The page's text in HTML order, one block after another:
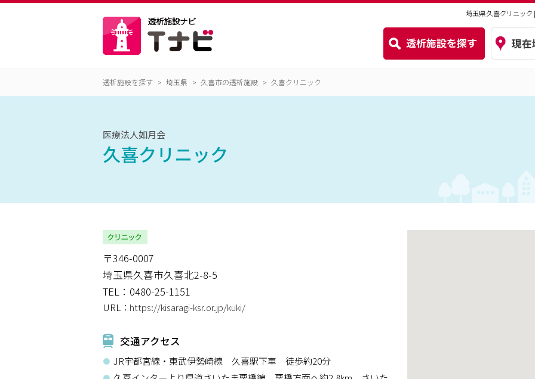
埼玉県 久喜クリニッ
透析施設を探す 埼玉県 久喜市の透析施設 久喜クリニック
医療法人如月会
久喜クリニック
〒346-0007
埼玉県久喜市久喜北2-8-5
TEL：0480-25-1151
URL： https://kisaragi-ksr.or.jp/kuki/
交通アクセス
JR宇都宮線・東武伊勢崎線 久喜駅下車 徒歩約20分